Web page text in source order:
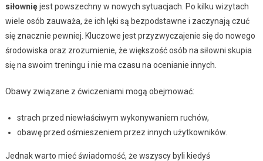
siłownięjest powszechny w nowych sytuacjach. Po kilku wizytach
wiele osób zauważa, że ich lęki są bezpodstawne i zaczynają czuć
się znacznie pewniej. Kluczowe jest przyzwyczajenie się do nowego
środowiska oraz zrozumienie, że większość osób na siłowni skupia
się na swoim treningu i nie ma czasu na ocenianie innych.
Obawy związane z ćwiczeniami mogą obejmować:
strach przed niewłaściwym wykonywaniem ruchów,
obawę przed ośmieszeniem przez innych użytkowników.
Jednak warto mieć świadomość, że wszyscy byli kiedyś